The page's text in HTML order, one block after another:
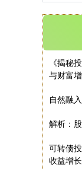
深证成
《揭秘
与财富
自然融
解析：
可转债
收益增长